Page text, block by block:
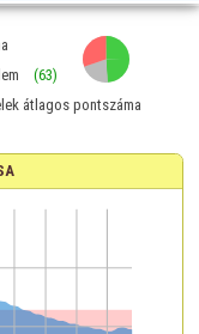
(63)
átlagos pontszáma